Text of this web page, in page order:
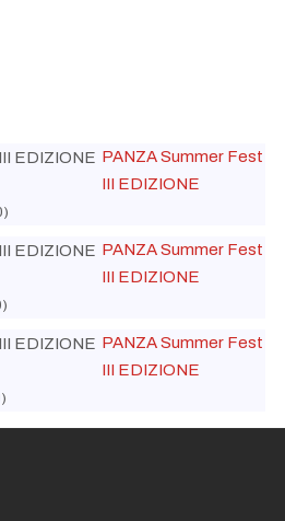
III EDIZIONE
III EDIZIONE
Ven 18
III EDIZIONE
PANZA Summer Fest
III EDIZIONE
PANZA Summer Fest
III EDIZIONE
PANZA Summer Fest
III EDIZIONE